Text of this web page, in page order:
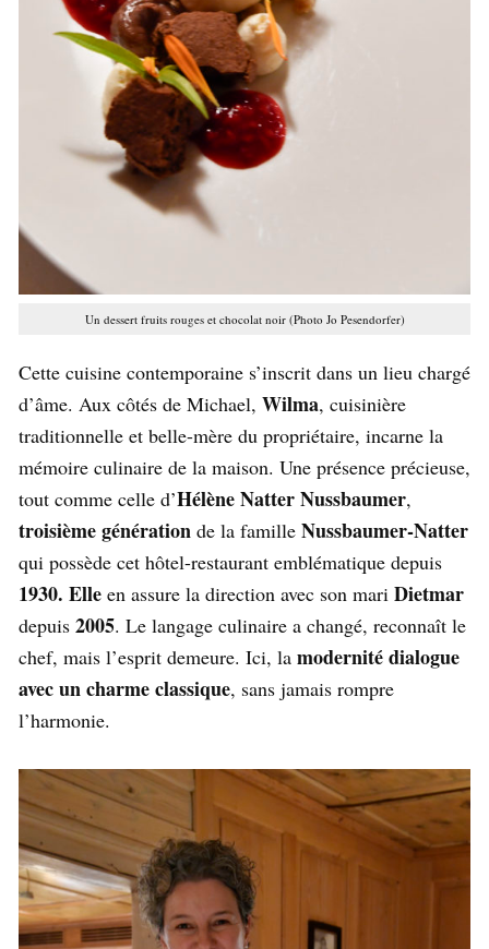
Un dessert fruits rouges et chocolat noir (Photo Jo Pesendorfer)
Cette cuisine contemporaine s’inscrit dans un lieu chargé
d’âme. Aux côtés de Michael, Wilma, cuisinière
traditionnelle et belle-mère du propriétaire, incarne la
mémoire culinaire de la maison. Une présence précieuse,
tout comme celle d’Hélène Natter Nussbaumer,
troisième génération de la famille Nussbaumer-Natter
qui possède cet hôtel-restaurant emblématique depuis
1930. Elle en assure la direction avec son mari Dietmar
depuis 2005. Le langage culinaire a changé, reconnaît le
chef, mais l’esprit demeure. Ici, la modernité dialogue
avec un charme classique, sans jamais rompre
l’harmonie.